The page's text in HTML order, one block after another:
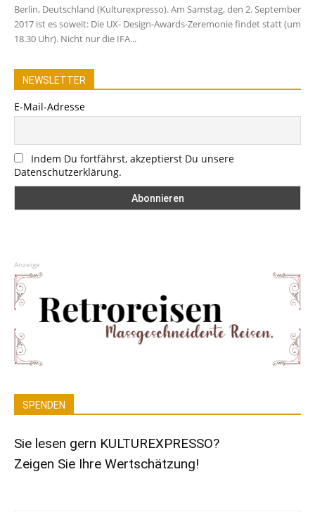
Berlin, Deutschland (Kulturexpresso). Am Samstag, den 2. September
2017 ist es soweit: Die UX- Design-Awards-Zeremonie findet statt (um
18.30 Uhr). Nicht nur die IFA...
NEWSLETTER
E-Mail-Adresse
Indem Du fortfährst, akzeptierst Du unsere
Datenschutzerklärung.
Anzeige
SPENDEN
Sie lesen gern KULTUREXPRESSO?
Zeigen Sie Ihre Wertschätzung!